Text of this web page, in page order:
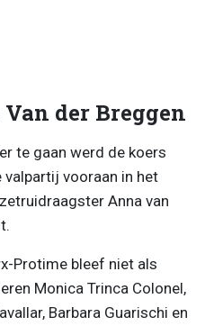
der Breggen
te gaan werd de koers
vooraan in het
Anna van
Protime bleef niet als
Monica Trinca Colonel,
Barbara Guarischi en